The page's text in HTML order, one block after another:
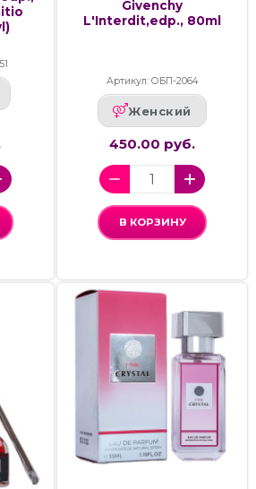
Givenchy
L'Interdit,edp., 80ml
Артикул: ОБП-2064
Женский
450.00 руб.
В КОРЗИНУ